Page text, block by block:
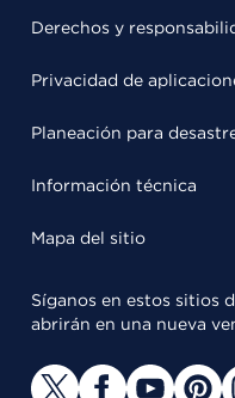
Derechos y
Privacidad de
Planeación para
Información técnica
Mapa del sitio
Síganos en estos sitios
abrirán en una nueva